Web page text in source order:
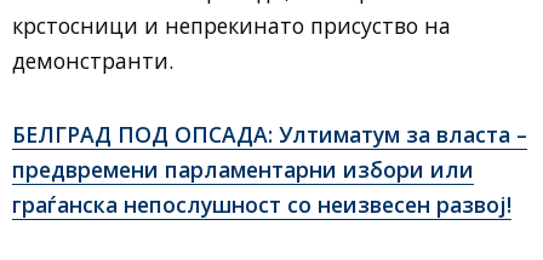
крстосници и непрекинато присуство на
демонстранти.
БЕЛГРАД ПОД ОПСАДА: Ултиматум за власта –
предвремени парламентарни избори или
граѓанска непослушност со неизвесен развој!